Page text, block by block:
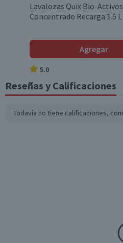
Lavalozas Quix Bio-Activos
Concentrado Recarga 1.5 L
Agregar
5.0
Reseñas y Calificaciones
Todavía no tiene calificaciones,